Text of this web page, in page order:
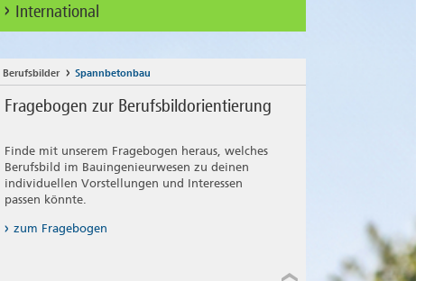
International
Berufsbilder Spannbetonbau
Fragebogen zur Berufsbildorientierung
Finde mit unserem Fragebogen heraus, welches
Berufsbild im Bauingenieurwesen zu deinen
individuellen Vorstellungen und Interessen
passen könnte.
zum Fragebogen